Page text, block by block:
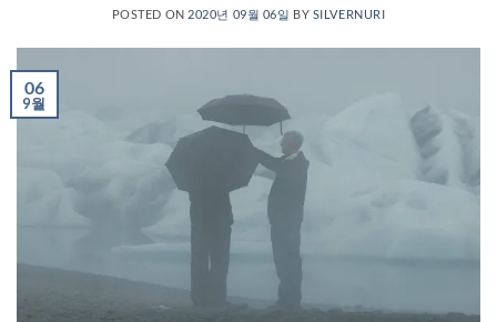
POSTED ON 2020년 09월 06일 BY SILVERNURI
06
9월